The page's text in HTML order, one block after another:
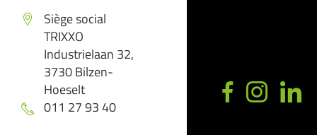
Siège social
TRIXXO
Industrielaan 32,
3730 Bilzen-
Hoeselt
011 27 93 40